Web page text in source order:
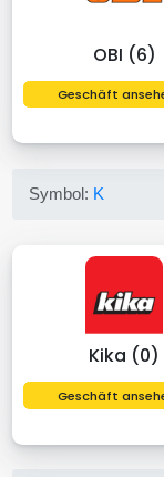
OBI (6)
Geschäft
Symbol: K
Kika (0)
Geschäft